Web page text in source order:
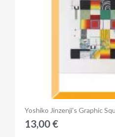
Yoshiko Jinzenji’s Graphic
13,00 €